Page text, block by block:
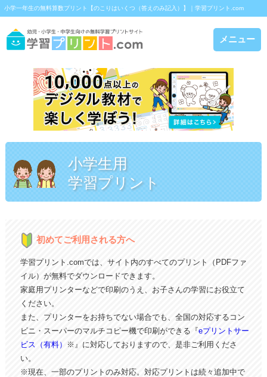
小学一年生の無料算数プリント【のこりはいくつ（答えのみ記入）】｜学習プリント.com
メニュー
小学生用
学習プリント
初めてご利用される方へ
学習プリント.comでは、サイト内のすべてのプリント（PDFファ
イル）が無料でダウンロードできます。
家庭用プリンターなどで印刷のうえ、お子さんの学習にお役立て
ください。
また、プリンターをお持ちでない場合でも、全国の対応するコン
ビニ・スーパーのマルチコピー機で印刷ができる『eプリントサー
ビス（有料）
※』に対応しておりますので、是非ご利用くださ
い。
※現在、一部のプリントのみ対応。対応プリントは続々追加中で